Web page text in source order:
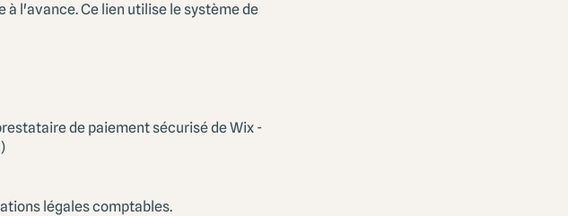
l'avance. Ce lien utilise le système de
de paiement sécurisé de Wix -
légales comptables.